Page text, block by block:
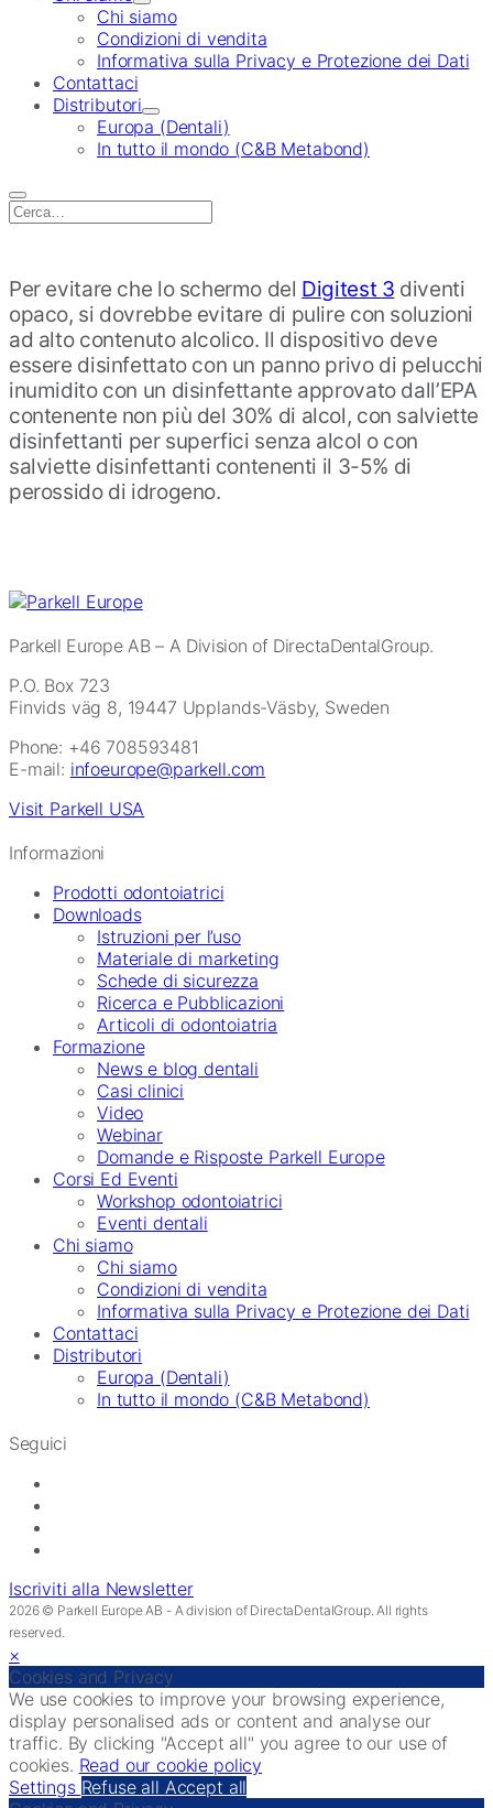
Chi siamo
Condizioni di vendita
Informativa sulla Privacy e Protezione dei Dati
Contattaci
Distributori
Europa (Dentali)
In tutto il mondo (C&B Metabond)
Search
Per evitare che lo schermo del Digitest 3 diventi
opaco, si dovrebbe evitare di pulire con soluzioni
ad alto contenuto alcolico. Il dispositivo deve
essere disinfettato con un panno privo di pelucchi
inumidito con un disinfettante approvato dall’EPA
contenente non più del 30% di alcol, con salviette
disinfettanti per superfici senza alcol o con
salviette disinfettanti contenenti il 3-5% di
perossido di idrogeno.
Parkell Europe AB– A Division of DirectaDentalGroup.
P.O. Box 723
Finvids väg 8, 19447 Upplands-Väsby, Sweden
Phone: +46 708593481
E-mail: infoeurope@parkell.com
Visit Parkell USA
Informazioni
Prodotti odontoiatrici
Downloads
Istruzioni per l’uso
Materiale di marketing
Schede di sicurezza
Ricerca e Pubblicazioni
Articoli di odontoiatria
Formazione
News e blog dentali
Casi clinici
Video
Webinar
Domande e Risposte Parkell Europe
Corsi Ed Eventi
Workshop odontoiatrici
Eventi dentali
Chi siamo
Chi siamo
Condizioni di vendita
Informativa sulla Privacy e Protezione dei Dati
Contattaci
Distributori
Europa (Dentali)
In tutto il mondo (C&B Metabond)
Seguici
Iscriviti alla Newsletter
2026 © Parkell Europe AB - A division of DirectaDentalGroup. All rights
reserved.
×
Cookies and Privacy
We use cookies to improve your browsing experience,
display personalised ads or content and analyse our
traffic. By clicking "Accept all" you agree to our use of
cookies. Read our cookie policy
Settings Refuse all Accept all